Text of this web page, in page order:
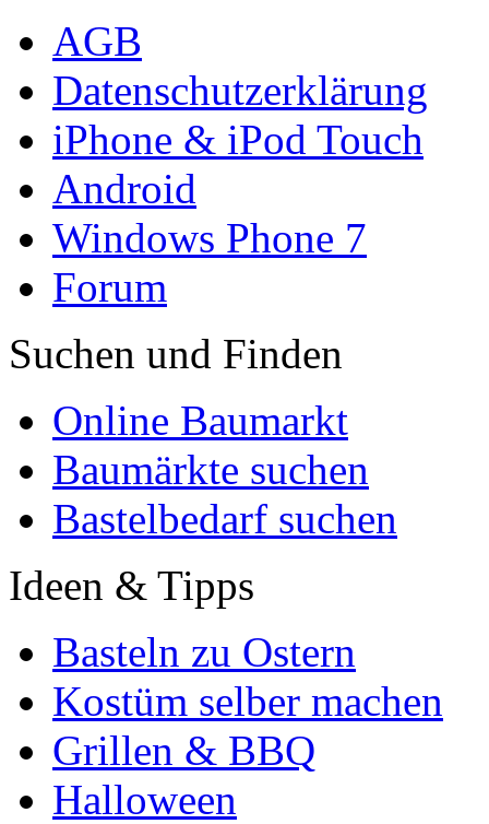
AGB
Datenschutzerklärung
iPhone & iPod Touch
Android
Windows Phone 7
Forum
Suchen und Finden
Online Baumarkt
Baumärkte suchen
Bastelbedarf suchen
Ideen & Tipps
Basteln zu Ostern
Kostüm selber machen
Grillen & BBQ
Halloween